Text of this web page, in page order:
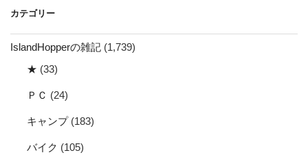
ブ
カテゴリー
IslandHopperの雑記 (1,739)
★ (33)
ＰＣ (24)
キャンプ(183)
バイク (105)